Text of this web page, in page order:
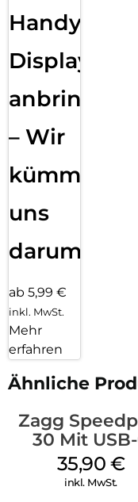
Handy
Displayfolie
anbringen
– Wir
kümmern
uns
darum!
ab 5,99 €
inkl. MwSt.
Mehr
erfahren
Ähnliche
Zagg
30 Mit
Kabel Weiß
35,90 €
inkl. MwSt.